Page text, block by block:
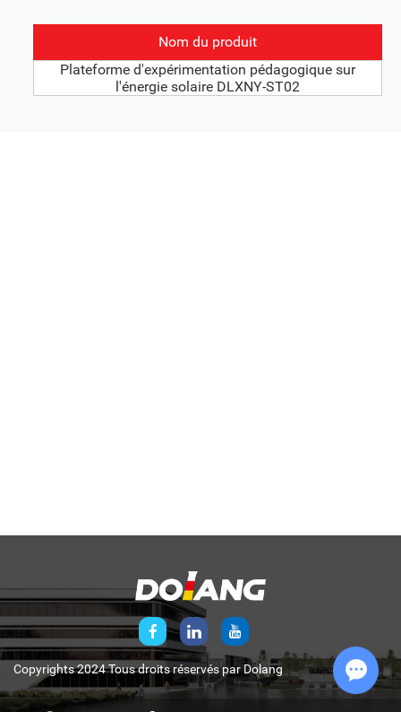
Nom du produit
Plateforme d'expérimentation pédagogique sur
l'énergie solaire DLXNY-ST02
Copyrights 2024 Tous droits réservés par Dolang